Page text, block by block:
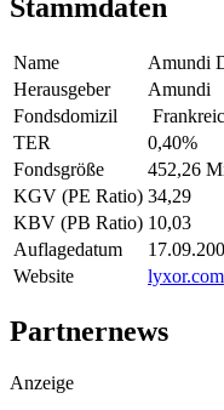
Stammdaten
Name
Amundi
Herausgeber
Amundi
Fondsdomizil
TER
0,40%
Fondsgröße
452,26
KGV (PE Ratio) 34,29
KBV (PB Ratio) 10,03
Auflagedatum
Website
lyxor.com
Partnernews
Anzeige